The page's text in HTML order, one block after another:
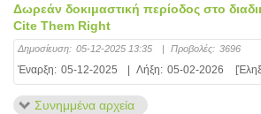
Δωρεάν δοκιμαστική περίοδος στο
Cite Them Right
Δημοσίευση: 05-12-2025 13:35 | Προβολές: 3696
Έναρξη: 05-12-2025 | Λήξη: 05-02-2026
Συνημμένα αρχεία